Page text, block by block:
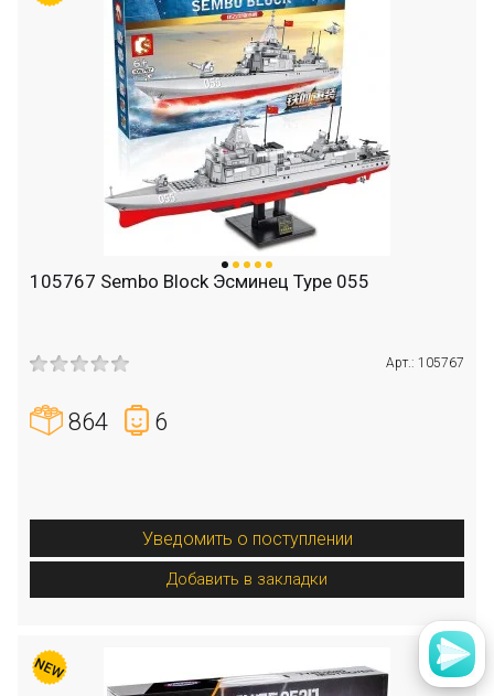
105767 Sembo Block Эсминец Type 055
Арт.: 105767
864 6
Уведомить о поступлении
Добавить в закладки